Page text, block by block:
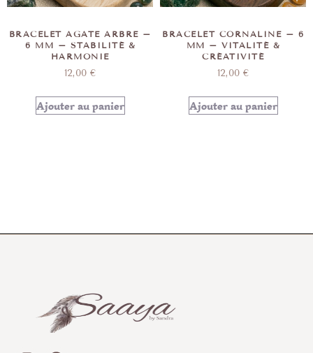
BRACELET AGATE ARBRE –
6 MM – STABILITÉ &
HARMONIE
12,00 €
Ajouter au panier
BRACELET CORNALINE – 6
MM – VITALITÉ &
CRÉATIVITÉ
12,00 €
Ajouter au panier